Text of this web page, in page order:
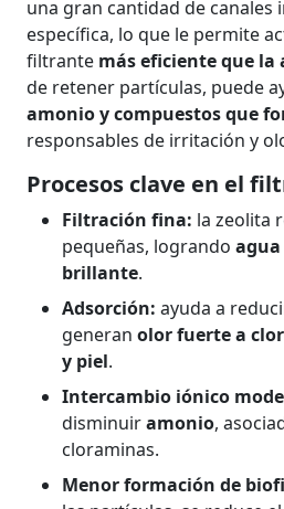
una gran cantidad de canales
específica, lo que le permite
filtrante más eficiente que la
de retener partículas, puede
amonio y compuestos que
responsables de irritación y
Procesos clave en el
Filtración fina: la zeolita
pequeñas, logrando
brillante.
Adsorción: ayuda a
generan olor fuerte a
y piel.
Intercambio iónico
disminuiramonio,
cloraminas.
Menor formación de